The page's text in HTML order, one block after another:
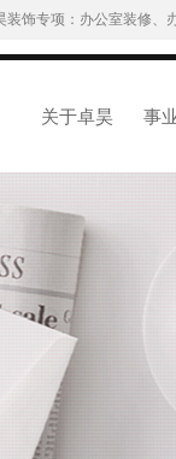
饰专项：办公室装修
关于卓昊 事